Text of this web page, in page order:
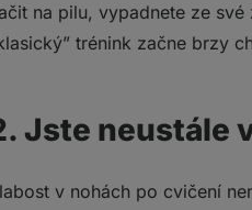
na pilu, vypadnete ze
trénink začne brzy
Jste neustále
v nohách po cvičení